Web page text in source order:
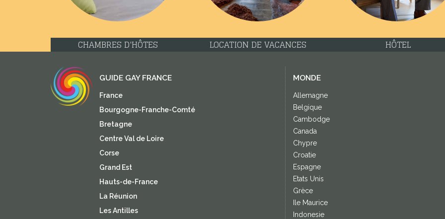
CHAMBRES D'HÔTES LOCATION DE VACANCES HÔTEL
GUIDE GAY FRANCE
France
Bourgogne-Franche-Comté
Bretagne
Centre Val de Loire
Corse
Grand Est
Hauts-de-France
La Réunion
Les Antilles
MONDE
Allemagne
Belgique
Cambodge
Canada
Chypre
Croatie
Espagne
Etats Unis
Grèce
Ile Maurice
Indonesie